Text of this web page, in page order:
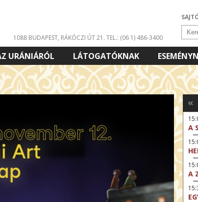
1088 BUDAPEST, RÁKÓCZI ÚT 21. TEL.: (06 1) 486-3400
URÁNIÁRÓL LÁTOGATÓKNAK
«
A
A